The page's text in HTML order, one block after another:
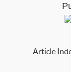
Article